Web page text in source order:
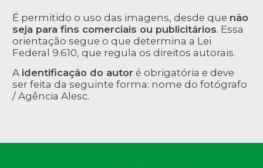
É permitido o uso das imagens, desde que não
seja para fins comerciais ou publicitários. Essa
orientação segue o que determina a Lei
Federal 9.610, que regula os direitos autorais.
A identificação do autor é obrigatória e deve
ser feita da seguinte forma: nome do fotógrafo
/ Agência Alesc.